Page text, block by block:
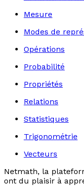
Mesure
Modes de
Opérations
Probabilité
Propriétés
Relations
Statistiques
Trigonométrie
Vecteurs
Netmath, la
ont du plaisir à